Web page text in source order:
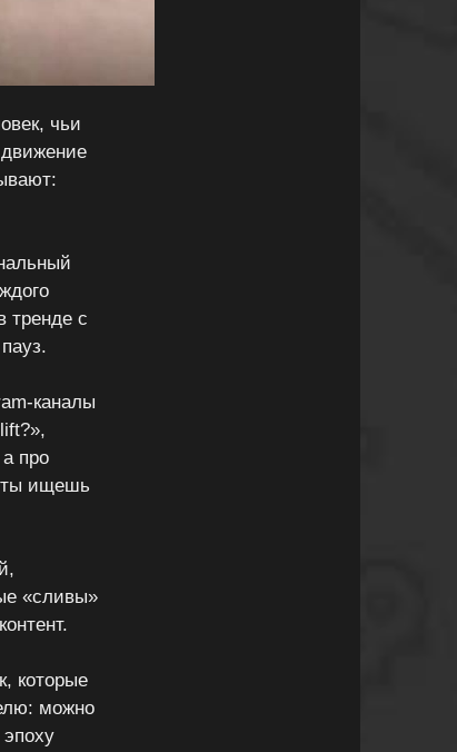
чьи
тренде с
про
ты ищешь
«сливы»
которые
можно